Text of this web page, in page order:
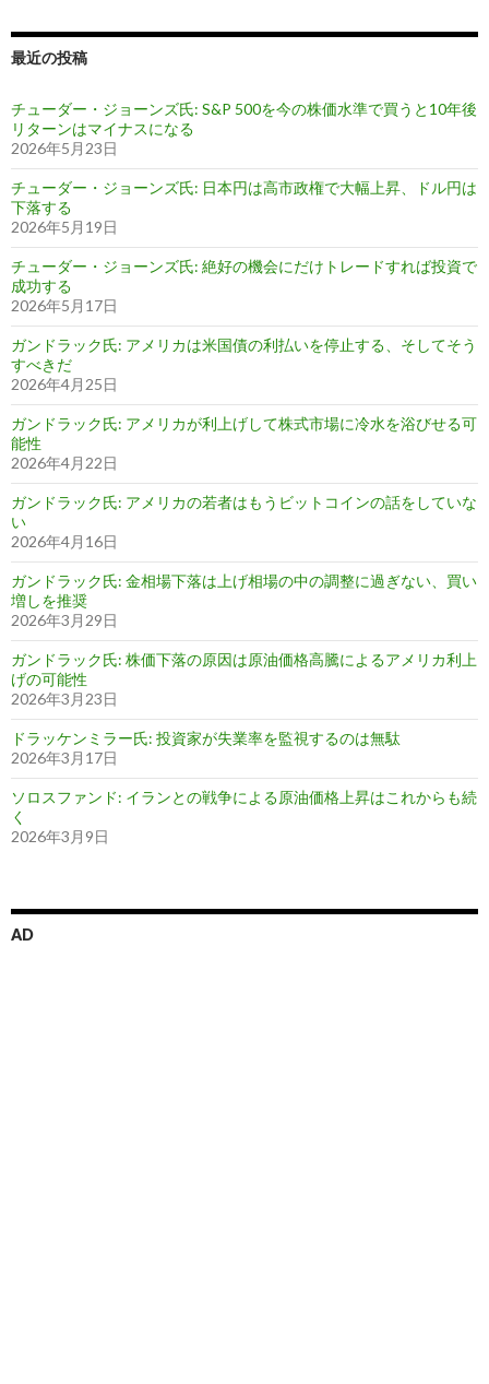
最近の投稿
チューダー・ジョーンズ氏: S&P 500を今の株価水準で買うと10年後
リターンはマイナスになる
2026年5月23日
チューダー・ジョーンズ氏: 日本円は高市政権で大幅上昇、ドル円は
下落する
2026年5月19日
チューダー・ジョーンズ氏: 絶好の機会にだけトレードすれば投資で
成功する
2026年5月17日
ガンドラック氏: アメリカは米国債の利払いを停止する、そしてそう
すべきだ
2026年4月25日
ガンドラック氏: アメリカが利上げして株式市場に冷水を浴びせる可
能性
2026年4月22日
ガンドラック氏: アメリカの若者はもうビットコインの話をしていな
い
2026年4月16日
ガンドラック氏: 金相場下落は上げ相場の中の調整に過ぎない、買い
増しを推奨
2026年3月29日
ガンドラック氏: 株価下落の原因は原油価格高騰によるアメリカ利上
げの可能性
2026年3月23日
ドラッケンミラー氏: 投資家が失業率を監視するのは無駄
2026年3月17日
ソロスファンド: イランとの戦争による原油価格上昇はこれからも続
く
2026年3月9日
AD